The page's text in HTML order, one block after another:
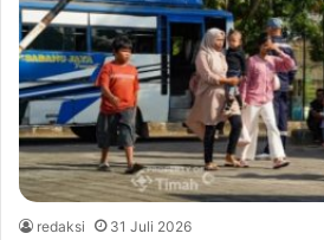
redaksi 31 Juli 2026